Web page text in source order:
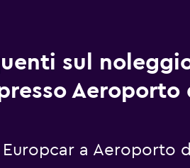
sul
Aeroporto
a Aeroporto